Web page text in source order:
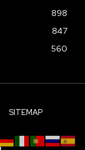
898
847
560
SITEMAP